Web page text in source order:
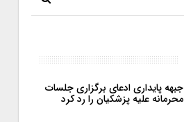
جبهه پایداری ادعای برگزاری جلسات
محرمانه علیه پزشکیان را رد کرد